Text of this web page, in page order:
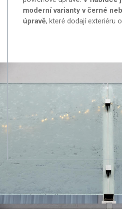
moderní varianty v černé
úpravě, které dodají exteriéru